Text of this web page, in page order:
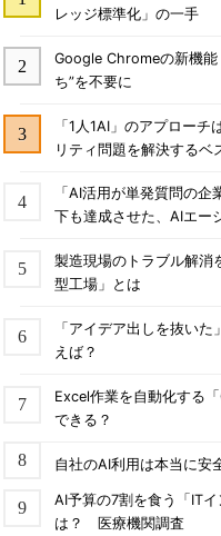
レッジ標準化」の一手
Google Chromeの新機
ち”を不要に
「1人1AI」のアプロー
リティ問題を解決するベ
「AI活用が単発質問の
下も達成させた、AIエー
製造現場のトラブル解
型工場」とは
「アイデア出しを抜い
えば？
Excel作業を自動化する
できる？
自社のAI利用は本当に安
AI予算の7割を食う「IT
は？ 医療機関調査